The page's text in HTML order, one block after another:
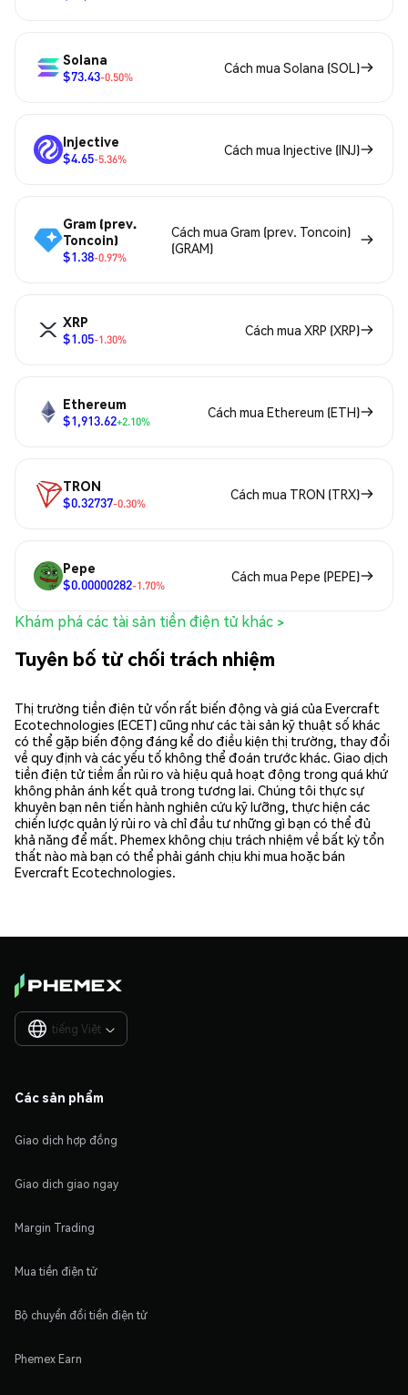
Solana
$73.43-0.50%
Cách mua Solana (SOL)
Injective
$4.65-5.36%
Cách mua Injective (INJ)
Gram (prev.
Toncoin)
$1.38-0.97%
Cách mua Gram (prev. Toncoin)
(GRAM)
XRP
$1.05-1.30%
Cách mua XRP (XRP)
Ethereum
$1,913.62+2.10%
Cách mua Ethereum (ETH)
TRON
$0.32737-0.30%
Cách mua TRON (TRX)
Pepe
$0.00000282-1.70%
Cách mua Pepe (PEPE)
Khám phá các tài sản tiền điện tử khác >
Tuyên bố từ chối trách nhiệm
Thị trường tiền điện tử vốn rất biến động và giá của Evercraft
Ecotechnologies (ECET) cũng như các tài sản kỹ thuật số khác
có thể gặp biến động đáng kể do điều kiện thị trường, thay đổi
về quy định và các yếu tố không thể đoán trước khác. Giao dịch
tiền điện tử tiềm ẩn rủi ro và hiệu quả hoạt động trong quá khứ
không phản ánh kết quả trong tương lai. Chúng tôi thực sự
khuyên bạn nên tiến hành nghiên cứu kỹ lưỡng, thực hiện các
chiến lược quản lý rủi ro và chỉ đầu tư những gì bạn có thể đủ
khả năng để mất. Phemex không chịu trách nhiệm về bất kỳ tổn
thất nào mà bạn có thể phải gánh chịu khi mua hoặc bán
Evercraft Ecotechnologies.
tiếng Việt 
Các sản phẩm
Giao dịch hợp đồng
Giao dịch giao ngay
Margin Trading
Mua tiền điện tử
Bộ chuyển đổi tiền điện tử
Phemex Earn